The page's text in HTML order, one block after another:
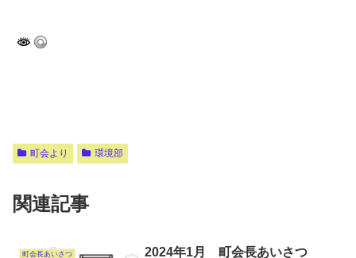
町会より 環境部
関連記事
町会長あいさつ 2024年1月 町会長あいさつ